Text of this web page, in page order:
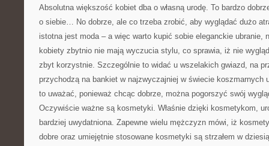
Absolutna większość kobiet dba o własną urodę. To bardzo
o siebie… No dobrze, ale co trzeba zrobić, aby wyglądać dużo
istotna jest moda – a więc warto kupić sobie eleganckie ubranie,
kobiety zbytnio nie mają wyczucia stylu, co sprawia, iż nie
zbyt korzystnie. Szczególnie to widać u wszelakich gwiazd, na
przychodzą na bankiet w najzwyczajniej w świecie koszmarnych
to uważać, ponieważ chcąc dobrze, można pogorszyć swój
Oczywiście ważne są kosmetyki. Właśnie dzięki kosmetykom,
bardziej uwydatniona. Zapewne wielu mężczyzn mówi, iż
dobre oraz umiejętnie stosowane kosmetyki są strzałem w